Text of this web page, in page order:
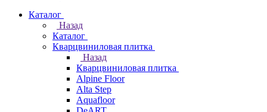
Каталог
Назад
Каталог
Кварцвиниловая плитка
Назад
Кварцвиниловая плитка
Alpine Floor
Alta Step
Aquafloor